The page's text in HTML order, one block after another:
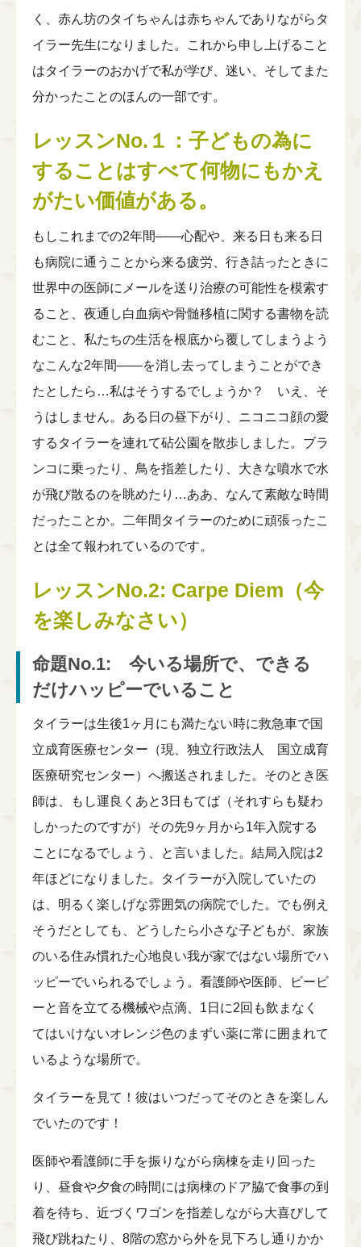
く、赤ん坊のタイちゃんは赤ちゃんでありながらタ
イラー先生になりました。これから申し上げること
はタイラーのおかげで私が学び、迷い、そしてまた
分かったことのほんの一部です。
レッスンNo.１：子どもの為に
することはすべて何物にもかえ
がたい価値がある。
もしこれまでの2年間――心配や、来る日も来る日
も病院に通うことから来る疲労、行き詰ったときに
世界中の医師にメールを送り治療の可能性を模索す
ること、夜通し白血病や骨髄移植に関する書物を読
むこと、私たちの生活を根底から覆してしまうよう
なこんな2年間――を消し去ってしまうことができ
たとしたら…私はそうするでしょうか？ いえ、そ
うはしません。ある日の昼下がり、ニコニコ顔の愛
するタイラーを連れて砧公園を散歩しました。ブラ
ンコに乗ったり、鳥を指差したり、大きな噴水で水
が飛び散るのを眺めたり…ああ、なんて素敵な時間
だったことか。二年間タイラーのために頑張ったこ
とは全て報われているのです。
レッスンNo.2: Carpe Diem（今
を楽しみなさい）
命題No.1: 今いる場所で、できる
だけハッピーでいること
タイラーは生後1ヶ月にも満たない時に救急車で国
立成育医療センター（現、独立行政法人 国立成育
医療研究センター）へ搬送されました。そのとき医
師は、もし運良くあと3日もてば（それすらも疑わ
しかったのですが）その先9ヶ月から1年入院する
ことになるでしょう、と言いました。結局入院は2
年ほどになりました。タイラーが入院していたの
は、明るく楽しげな雰囲気の病院でした。でも例え
そうだとしても、どうしたら小さな子どもが、家族
のいる住み慣れた心地良い我が家ではない場所でハ
ッピーでいられるでしょう。看護師や医師、ビービ
ーと音を立てる機械や点滴、1日に2回も飲まなく
てはいけないオレンジ色のまずい薬に常に囲まれて
いるような場所で。
タイラーを見て！彼はいつだってそのときを楽しん
でいたのです！
医師や看護師に手を振りながら病棟を走り回った
り、昼食や夕食の時間には病棟のドア脇で食事の到
着を待ち、近づくワゴンを指差しながら大喜びして
飛び跳ねたり、8階の窓から外を見下ろし通りかか